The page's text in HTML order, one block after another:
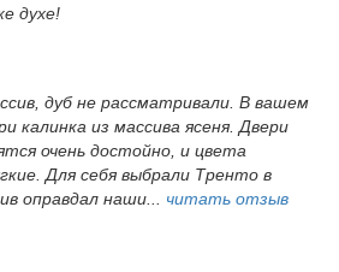
духе!
дуб не рассматривали. В вашем
калинка из массива ясеня. Двери
очень достойно, и цвета
Для себя выбрали Тренто в
оправдал наши... читать отзыв